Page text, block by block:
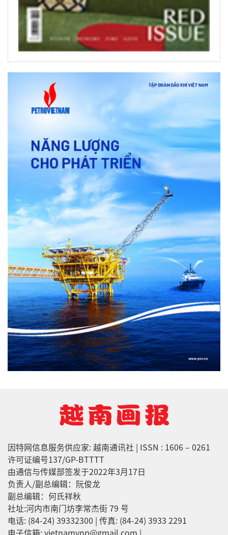
因特网信息服务供应家: 越南通讯社 | ISSN : 1606 – 0261
许可证编号137/GP-BTTTT
由通信与传媒部签发于2022年3月17日
负责人/副总编辑：阮俊龙
副总编辑：何氏祥秋
社址:河内市南门坊李常杰街 79 号
电话: (84-24) 39332300 | 传真: (84-24) 3933 2291